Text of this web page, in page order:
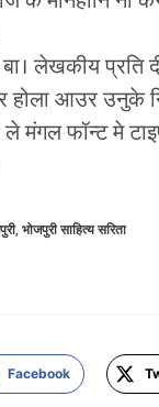
लेखकीय
आउर उनुके
मंगल फॉन्ट मे
, भोजपुरी साहित्य सरिता
Facebook